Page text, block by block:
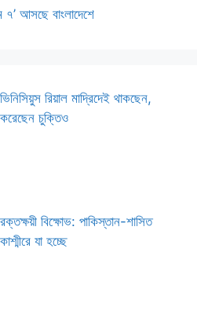
৭’ আসছে বাংলাদেশে
ভিনিসিয়ুস রিয়াল মাদ্রিদেই থাকছেন,
করেছেন চুক্তিও
রক্তক্ষয়ী বিক্ষোভ: পাকিস্তান-শাসিত
কাশ্মীরে যা হচ্ছে